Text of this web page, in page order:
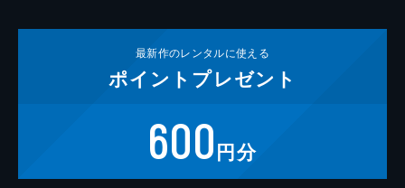
最新作のレンタルに使える
ポイント プレゼント
600円分